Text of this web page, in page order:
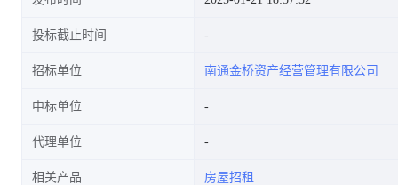
投标截止时间
招标单位 南通金桥资产经营管理有限公司
中标单位
代理单位
相关产品 房屋招租